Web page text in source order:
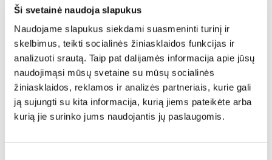
Ši svetainė naudoja slapukus
Naudojame slapukus siekdami suasmeninti turinį ir
skelbimus, teikti socialinės žiniasklaidos funkcijas ir
analizuoti srautą. Taip pat dalijamės informacija apie jūsų
naudojimąsi mūsų svetaine su mūsų socialinės
žiniasklaidos, reklamos ir analizės partneriais, kurie gali
ją sujungti su kita informacija, kurią jiems pateikėte arba
kurią jie surinko jums naudojantis jų paslaugomis.
• Pagardinkite pesto, citrinos sultimis ir pipirais.
Paprika
• Supjaustykite papriką bei svogūnus ir įdėkite įZepter
Quadra Z-Q1918-SC grilio keptuvę, nepridėjus jokių
riebalų ar vandens. Uždenkite ir virkite 120 ° C
temperatūroje 2 minutes, tada sumažinkite temperatūrą iki
90 ° C, nuimkite dangtį ir gaminkite dar 5 minutes, dažnai